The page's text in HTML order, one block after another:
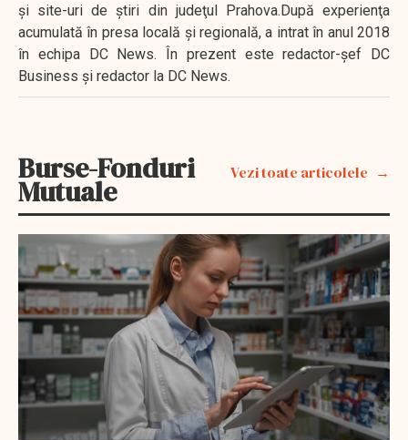
şi site-uri de ştiri din judeţul Prahova.După experienţa
acumulată în presa locală şi regională, a intrat în anul 2018
în echipa DC News. În prezent este redactor-şef DC
Business şi redactor la DC News.
Burse-Fonduri
Mutuale
Vezi toate articolele